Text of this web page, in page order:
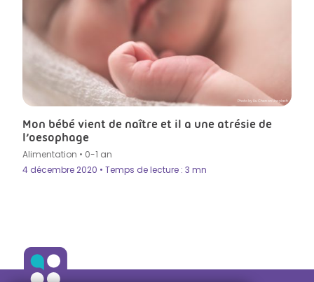
Photo by Hu Chen on Unsplash
Mon bébé vient de naître et il a une atrésie de
l’oesophage
Alimentation • 0-1 an
4 décembre 2020 • Temps de lecture : 3 mn